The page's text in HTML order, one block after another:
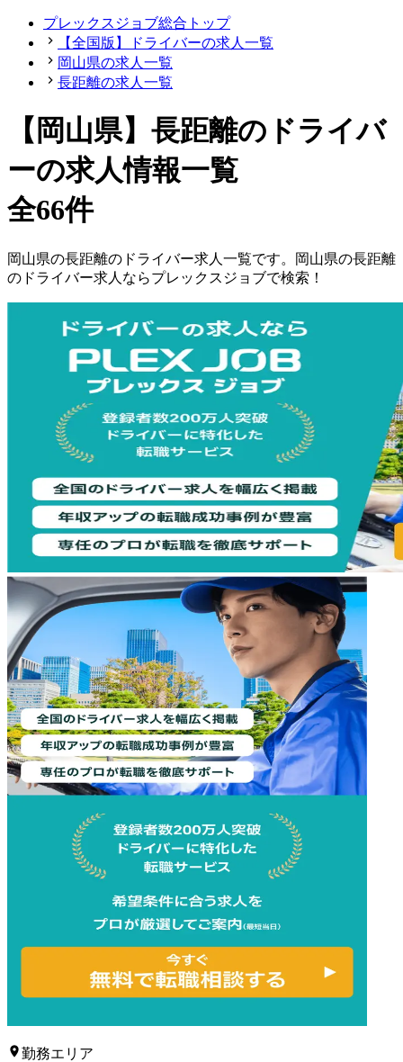
プレックスジョブ総合トップ
【全国版】ドライバーの求人一覧
岡山県の求人一覧
長距離の求人一覧
【岡山県】長距離のドライバ
ーの求人情報一覧
全66件
岡山県の長距離の ドライバー求人一覧です。 岡山県の長距離
の ドライバー求人ならプレックスジョブで検索！
勤務エリア